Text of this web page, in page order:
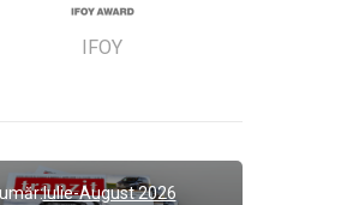
IFOY
Iulie-August 2026